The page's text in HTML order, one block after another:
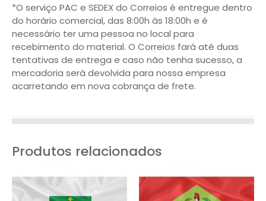
*O serviço PAC e SEDEX do Correios é entregue dentro
do horário comercial, das 8:00h às 18:00h e é
necessário ter uma pessoa no local para
recebimento do material. O Correios fará até duas
tentativas de entrega e caso não tenha sucesso, a
mercadoria será devolvida para nossa empresa
acarretando em nova cobrança de frete.
Produtos relacionados